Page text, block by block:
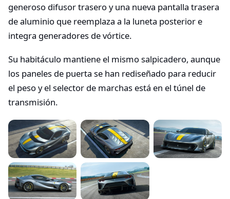
generoso difusor trasero y una nueva pantalla trasera
de aluminio que reemplaza a la luneta posterior e
integra generadores de vórtice.
Su habitáculo mantiene el mismo salpicadero, aunque
los paneles de puerta se han rediseñado para reducir
el peso y el selector de marchas está en el túnel de
transmisión.